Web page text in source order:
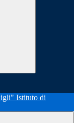
Istituto di